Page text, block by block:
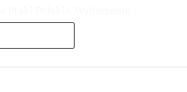
przedstawionego na